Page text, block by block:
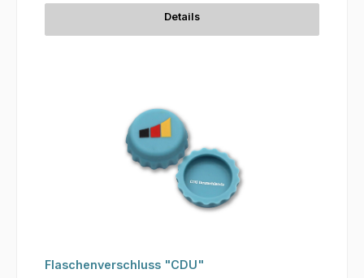
Details
Flaschenverschluss "CDU"